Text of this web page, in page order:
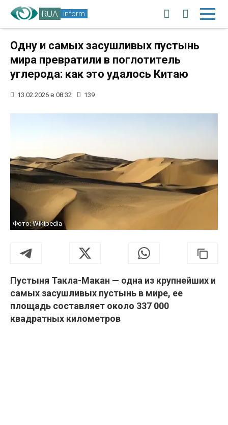
RUA inform
Одну и самых засушливых пустынь
мира превратили в поглотитель
углерода: как это удалось Китаю
13.02.2026 в 08:32 139
Фото: Wikipedia
Пустыня Такла-Макан — одна из крупнейших и
самых засушливых пустынь в мире, ее
площадь составляет около 337 000
квадратных километров